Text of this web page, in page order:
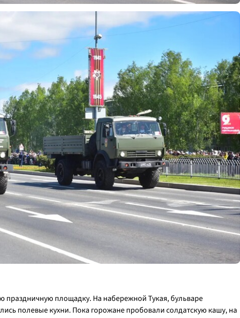
праздничную площадку. На набережной Тукая, бульваре
полевые кухни. Пока горожане пробовали солдатскую кашу, на